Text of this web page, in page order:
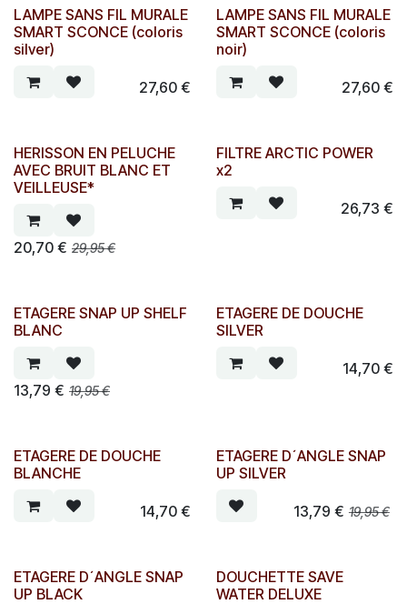
LAMPE SANS FIL MURALE
SMART SCONCE (coloris
silver)
27,60€
LAMPE SANS FIL MURALE
SMART SCONCE (coloris
noir)
27,60€
HERISSON EN PELUCHE
AVEC BRUIT BLANC ET
VEILLEUSE*
20,70 € 29,95€
FILTRE ARCTIC POWER
x2
26,73 €
ETAGERE SNAP UP SHELF
BLANC
13,79 € 19,95€
ETAGERE DE DOUCHE
SILVER
14,70€
ETAGERE DE DOUCHE
BLANCHE
14,70€
ETAGERE D´ANGLE SNAP
UP SILVER
13,79 € 19,95€
ETAGERE D´ANGLE SNAP
UP BLACK
DOUCHETTE SAVE
WATER DELUXE